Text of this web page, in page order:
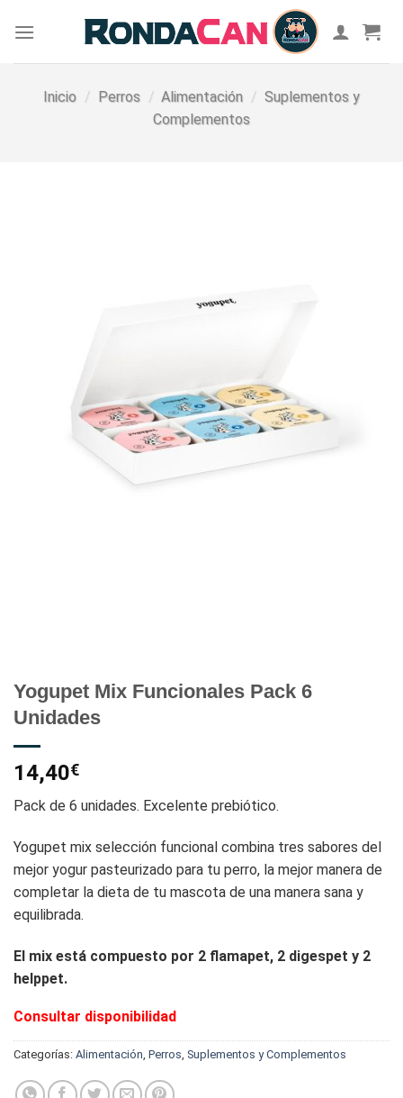
Inicio / Perros / Alimentación / Suplementos y
Complementos
Yogupet Mix Funcionales Pack 6
Unidades
14,40€
Pack de 6 unidades. Excelente prebiótico.
Yogupet mix selección funcional combina tres sabores del
mejor yogur pasteurizado para tu perro, la mejor manera de
completar la dieta de tu mascota de una manera sana y
equilibrada.
El mix está compuesto por 2 flamapet, 2 digespet y 2
helppet.
Consultar disponibilidad
Categorías: Alimentación, Perros, Suplementos y Complementos